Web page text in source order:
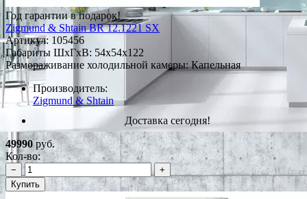
Год гарантии в подарок!
Zigmund & Shtain BR 12.1221 SX
Артикул: 105456
Габариты ШxГxВ: 54x54x122
Размораживание холодильной камеры: Капельная
Производитель:
Zigmund & Shtain
Доставка сегодня!
49990руб.
Кол-во:
−
+
Купить